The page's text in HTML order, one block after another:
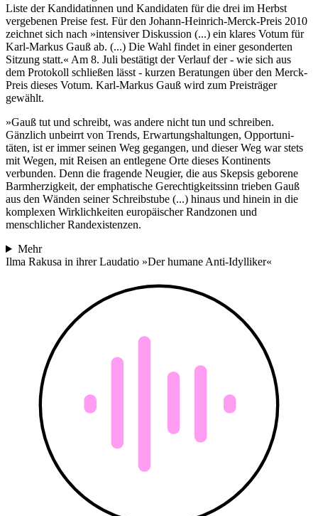
Liste der Kandidatinnen und Kandidaten für die drei im Herbst
vergebenen Preise fest. Für den Johann-Heinrich-Merck-Preis 2010
zeichnet sich nach »intensiver Diskussion (...) ein klares Votum für
Karl-Markus Gauß ab. (...) Die Wahl findet in einer gesonderten
Sitzung statt.« Am 8. Juli bestätigt der Verlauf der - wie sich aus
dem Protokoll schließen lässt - kurzen Beratungen über den Merck-
Preis dieses Votum. Karl-Markus Gauß wird zum Preisträger
gewählt.
»Gauß tut und schreibt, was andere nicht tun und schreiben.
Gänzlich unbeirrt von Trends, Erwartungshaltungen, Opportuni­
täten, ist er immer seinen Weg gegangen, und dieser Weg war stets
mit Wegen, mit Reisen an entlegene Orte dieses Kontinents
verbunden. Denn die fragende Neugier, die aus Skepsis geborene
Barm­herzigkeit, der emphatische Gerechtig­keitssinn trieben Gauß
aus den Wänden seiner Schreibstube (...) hinaus und hinein in die
komplexen Wirklichkeiten europä­ischer Randzonen und
menschlicher Randexistenzen.
Mehr
Ilma Rakusa in ihrer Laudatio »Der humane Anti-Idylliker«